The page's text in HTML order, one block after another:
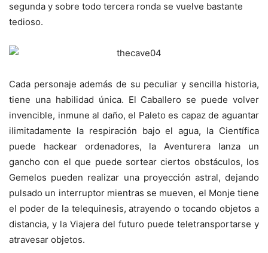
segunda y sobre todo tercera ronda se vuelve bastante
tedioso.
Cada personaje además de su peculiar y sencilla historia,
tiene una habilidad única. El Caballero se puede volver
invencible, inmune al daño, el Paleto es capaz de aguantar
ilimitadamente la respiración bajo el agua, la Científica
puede hackear ordenadores, la Aventurera lanza un
gancho con el que puede sortear ciertos obstáculos, los
Gemelos pueden realizar una proyección astral, dejando
pulsado un interruptor mientras se mueven, el Monje tiene
el poder de la telequinesis, atrayendo o tocando objetos a
distancia, y la Viajera del futuro puede teletransportarse y
atravesar objetos.